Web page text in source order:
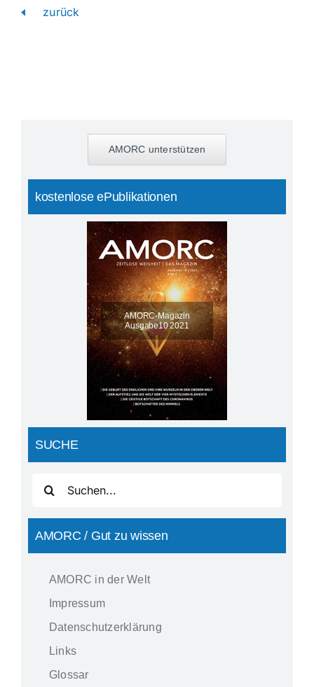
zurück
AMORC unterstützen
kostenlose ePublikationen
AMORC-Magazin
Ausgabe10 2021
SUCHE
nach:
AMORC / Gut zu wissen
AMORC in der Welt
Impressum
Datenschutzerklärung
Links
Glossar